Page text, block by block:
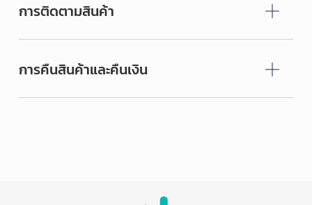
การติดตามสินค้า
การคืนสินค้าและคืนเงิน